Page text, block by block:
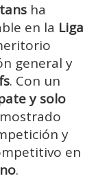
ha
en la Liga
general y
. Con un
y solo
y
en
.